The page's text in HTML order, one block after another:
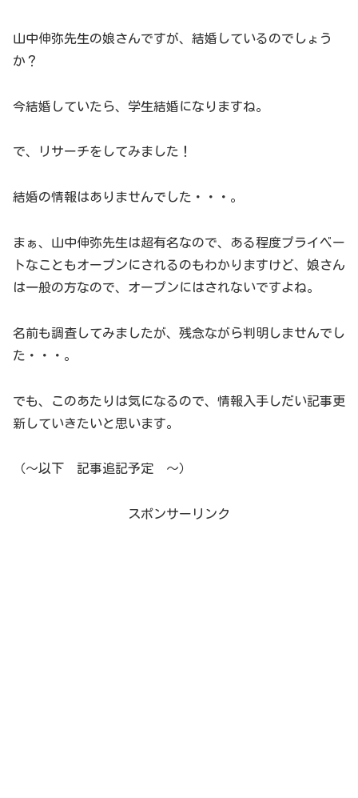
山中伸弥先生の娘さんですが、結婚しているのでしょう
か？
今結婚していたら、学生結婚になりますね。
で、リサーチをしてみました！
結婚の情報はありませんでした・・・。
まぁ、山中伸弥先生は超有名なので、ある程度プライベー
トなこともオープンにされるのもわかりますけど、娘さん
は一般の方なので、オープンにはされないですよね。
名前も調査してみましたが、残念ながら判明しませんでし
た・・・。
でも、このあたりは気になるので、情報入手しだい記事更
新していきたいと思います。
（～以下 記事追記予定 ～）
スポンサーリンク